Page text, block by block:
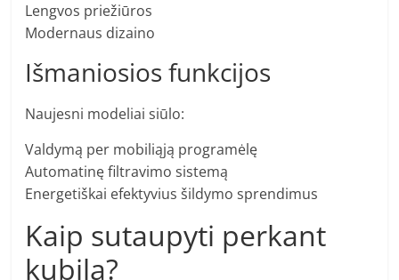
Lengvos priežiūros
Modernaus dizaino
Išmaniosios funkcijos
Naujesni modeliai siūlo:
Valdymą per mobiliąją programėlę
Automatinę filtravimo sistemą
Energetiškai efektyvius šildymo sprendimus
Kaip sutaupyti perkant
kubilą?